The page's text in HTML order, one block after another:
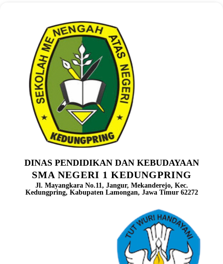
DINAS PENDIDIKAN DAN KEBUDAYAAN
SMA NEGERI 1 KEDUNGPRING
Jl. Mayangkara No.11, Jangur, Mekanderejo, Kec.
Kedungpring, Kabupaten Lamongan, Jawa Timur 62272